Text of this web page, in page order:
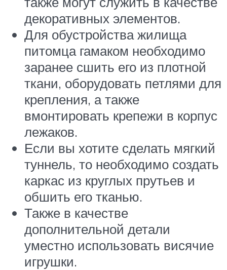
декоративных элементов.
Для обустройства жилища
питомца гамаком необходимо
заранее сшить его из плотной
ткани, оборудовать петлями для
крепления, а также
вмонтировать крепежи в корпус
лежаков.
Если вы хотите сделать мягкий
туннель, то необходимо создать
каркас из круглых прутьев и
обшить его тканью.
Также в качестве
дополнительной детали
уместно использовать висячие
игрушки.